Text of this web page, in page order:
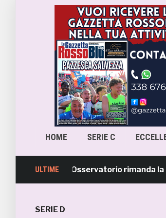
HOME SERIE C
ULTIME
Samb, l’Osservatorio rimanda la
SERIE D